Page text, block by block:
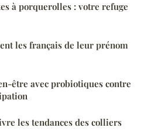
à porquerolles : votre refuge
les français de leur prénom
être avec probiotiques contre
les tendances des colliers